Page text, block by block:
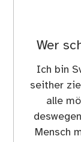
Wer
Ich bin
seither
alle
Mensch